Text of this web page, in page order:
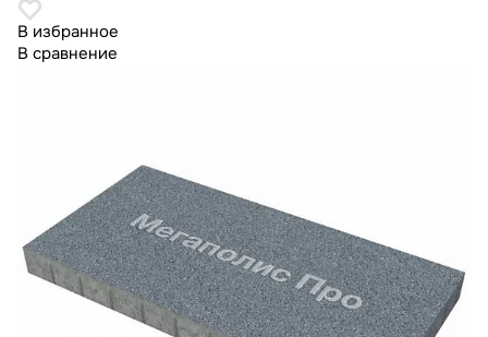
В избранное
В сравнение